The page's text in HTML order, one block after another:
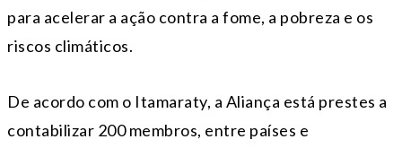
para acelerar a ação contra a fome, a pobreza e os
riscos climáticos.
De acordo com o Itamaraty, a Aliança está prestes a
contabilizar 200 membros, entre países e